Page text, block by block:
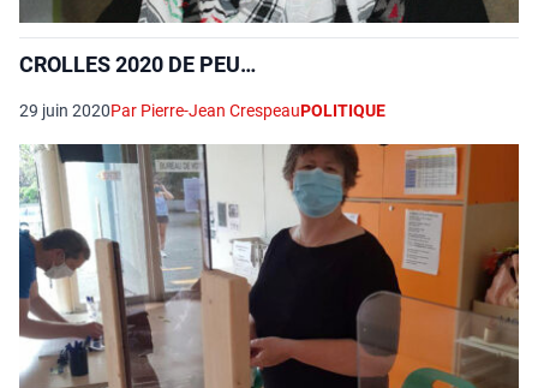
CROLLES 2020 DE PEU…
29 juin 2020Par Pierre-Jean CrespeauPOLITIQUE